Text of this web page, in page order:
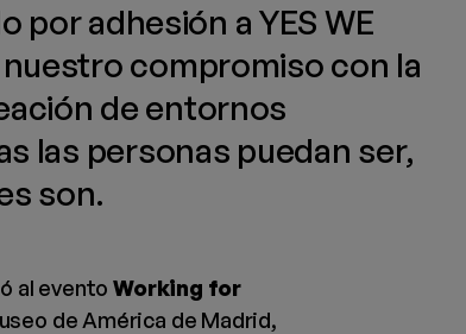
por adhesión a YES WE
compromiso con la
de entornos
las personas puedan ser,
son.
al eventoWorking for
de América de Madrid,